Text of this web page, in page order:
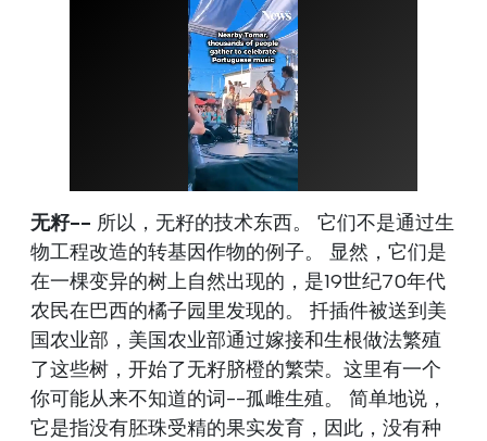
无籽-- 所以，无籽的技术东西。 它们不是通过生
物工程改造的转基因作物的例子。 显然，它们是
在一棵变异的树上自然出现的，是19世纪70年代
农民在巴西的橘子园里发现的。 扦插件被送到美
国农业部，美国农业部通过嫁接和生根做法繁殖
了这些树，开始了无籽脐橙的繁荣。这里有一个
你可能从来不知道的词--孤雌生殖。 简单地说，
它是指没有胚珠受精的果实发育，因此，没有种